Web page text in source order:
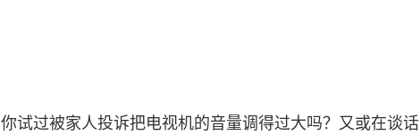
你试过被家人投诉把电视机的音量调得过大吗？又或在谈话